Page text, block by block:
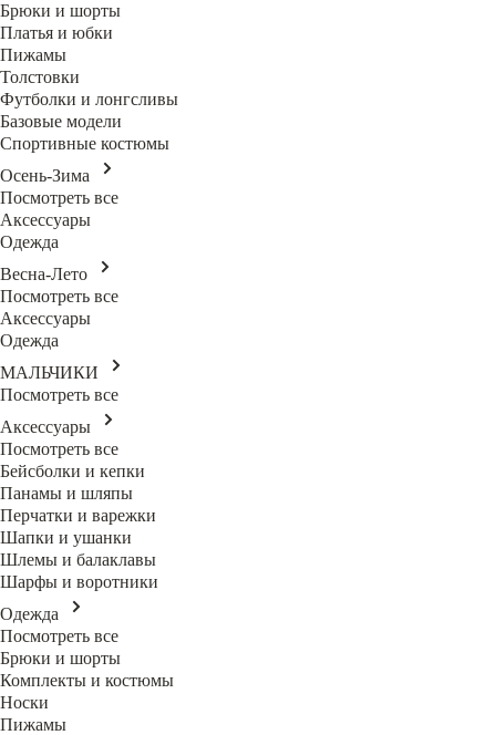
Брюки и шорты
Платья и юбки
Пижамы
Толстовки
Футболки и лонгсливы
Базовые модели
Спортивные костюмы
Осень-Зима
Посмотреть все
Аксессуары
Одежда
Весна-Лето
Посмотреть все
Аксессуары
Одежда
МАЛЬЧИКИ
Посмотреть все
Аксессуары
Посмотреть все
Бейсболки и кепки
Панамы и шляпы
Перчатки и варежки
Шапки и ушанки
Шлемы и балаклавы
Шарфы и воротники
Одежда
Посмотреть все
Брюки и шорты
Комплекты и костюмы
Носки
Пижамы